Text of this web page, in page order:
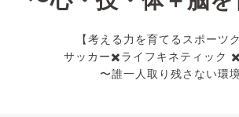
【考える力を育てるスポーツ
サッカー✖️ライフキネティック
〜誰一人取り残さない環